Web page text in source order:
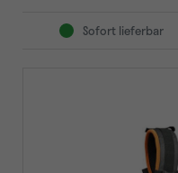
Sofort lieferbar